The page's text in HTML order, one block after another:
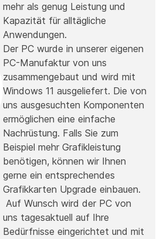
mehr als genug Leistung und
Kapazität für alltägliche
Anwendungen.
Der PC wurde in unserer eigenen
PC-Manufaktur von uns
zusammengebaut und wird mit
Windows 11 ausgeliefert. Die von
uns ausgesuchten Komponenten
ermöglichen eine einfache
Nachrüstung. Falls Sie zum
Beispiel mehr Grafikleistung
benötigen, können wir Ihnen
gerne ein entsprechendes
Grafikkarten Upgrade einbauen.
Auf Wunsch wird der PC von
uns tagesaktuell auf Ihre
Bedürfnisse eingerichtet und mit